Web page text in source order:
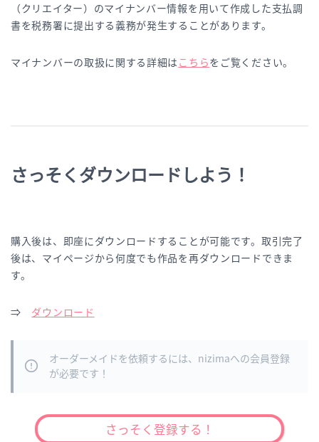
（クリエイター）のマイナンバー情報を用いて作成した支払調
書を税務署に提出する義務が発生することがあります。
マイナンバーの取扱に関する詳細は こちらをご覧ください。
さっそくダウンロードしよう！
購入後は、即座にダウンロードすることが可能です。取引完了
後は、マイページから何度でも作品を再ダウンロードできま
す。
⇒ ダウンロード
オーダーメイドを依頼するには、nizimaへの会員登録
が必要です！
さっそく登録する！